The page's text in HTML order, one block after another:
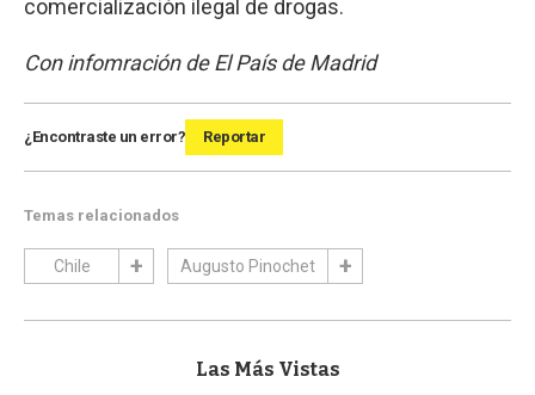
comercialización ilegal de drogas.
Con infomración de El País de Madrid
¿Encontraste un error? Reportar
Temas relacionados
Chile Augusto Pinochet
Las Más Vistas